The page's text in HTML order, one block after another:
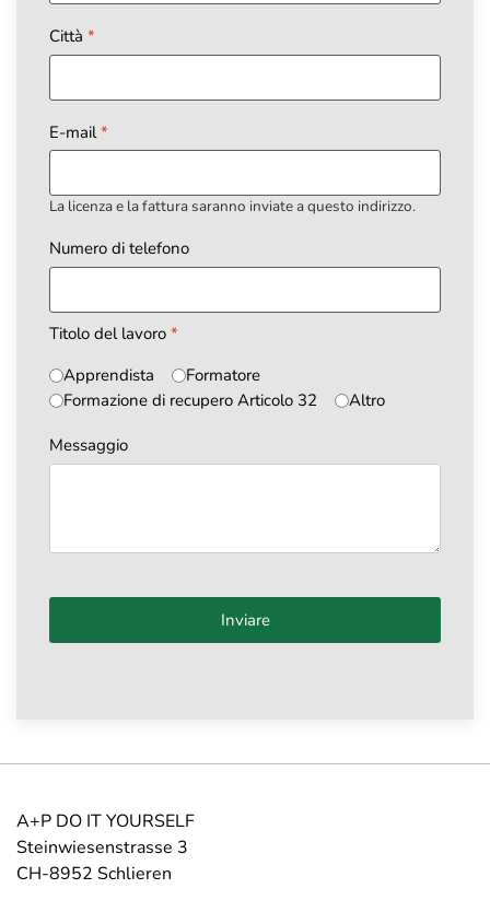
Città *
E-mail*
La licenza e la fattura saranno inviate a questo indirizzo.
Numero di telefono
Titolo del lavoro *
Apprendista
Formatore
Formazione di recupero Articolo 32
Altro
Messaggio
Turnstile*
Inviare
A+P DO IT YOURSELF
Steinwiesenstrasse 3
CH-8952 Schlieren